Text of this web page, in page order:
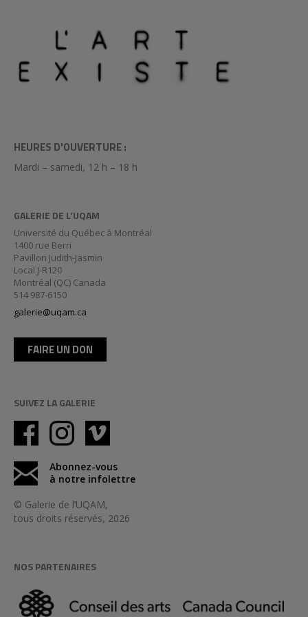
HEURES D'OUVERTURE :
Mardi – samedi, 12 h – 18 h
GALERIE DE L’UQAM
Université du Québec à Montréal
1400 rue Berri
Pavillon Judith-Jasmin
Local J-R120
Montréal (QC) Canada
514 987-6150
galerie@uqam.ca
FAIRE UN DON
SUIVEZ LA GALERIE
Abonnez-vous
à notre infolettre
© Galerie de l’UQAM,
tous droits réservés, 2026
NOS PARTENAIRES